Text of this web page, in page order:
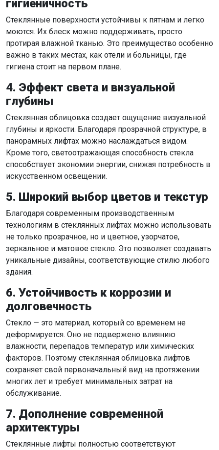
гигиеничность
Стеклянные поверхности устойчивы к пятнам и легко
моются. Их блеск можно поддерживать, просто
протирая влажной тканью. Это преимущество особенно
важно в таких местах, как отели и больницы, где
гигиена стоит на первом плане.
4. Эффект света и визуальной
глубины
Стеклянная облицовка создает ощущение визуальной
глубины и яркости. Благодаря прозрачной структуре, в
панорамных лифтах можно наслаждаться видом.
Кроме того, светоотражающая способность стекла
способствует экономии энергии, снижая потребность в
искусственном освещении.
5. Широкий выбор цветов и текстур
Благодаря современным производственным
технологиям в стеклянных лифтах можно использовать
не только прозрачное, но и цветное, узорчатое,
зеркальное и матовое стекло. Это позволяет создавать
уникальные дизайны, соответствующие стилю любого
здания.
6. Устойчивость к коррозии и
долговечность
Стекло — это материал, который со временем не
деформируется. Оно не подвержено влиянию
влажности, перепадов температур или химических
факторов. Поэтому стеклянная облицовка лифтов
сохраняет свой первоначальный вид на протяжении
многих лет и требует минимальных затрат на
обслуживание.
7. Дополнение современной
архитектуры
Стеклянные лифты полностью соответствуют